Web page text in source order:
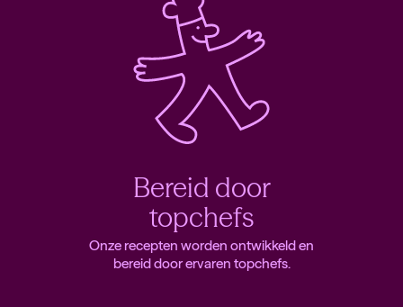
Bereid door
topchefs
Onze recepten worden ontwikkeld en
bereid door ervaren topchefs.